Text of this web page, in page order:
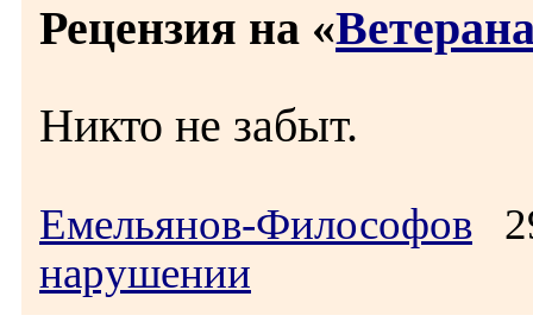
Рецензия на «
Никто не забыт.
Емельянов-Философов
нарушении